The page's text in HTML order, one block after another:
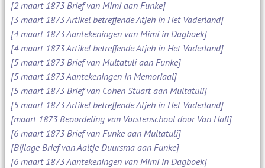
[2 maart 1873 Brief van Mimi aan Funke]
[3 maart 1873 Artikel betreffende Atjeh in Het Vaderland]
[4 maart 1873 Aantekeningen van Mimi in Dagboek]
[4 maart 1873 Artikel betreffende Atjeh in Het Vaderland]
[5 maart 1873 Brief van Multatuli aan Funke]
[5 maart 1873 Aantekeningen in Memoriaal]
[5 maart 1873 Brief van Cohen Stuart aan Multatuli]
[5 maart 1873 Artikel betreffende Atjeh in Het Vaderland]
[maart 1873 Beoordeling van Vorstenschool door Van Hall]
[6 maart 1873 Brief van Funke aan Multatuli]
[Bijlage Brief van Aaltje Duursma aan Funke]
[6 maart 1873 Aantekeningen van Mimi in Dagboek]